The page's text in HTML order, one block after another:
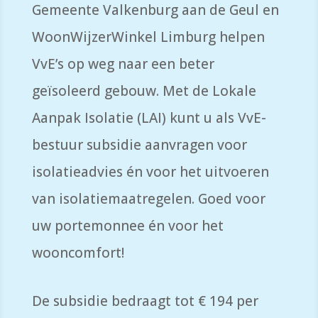
Gemeente Valkenburg aan de Geul en
WoonWijzerWinkel Limburg helpen
VvE’s op weg naar een beter
geïsoleerd gebouw. Met de Lokale
Aanpak Isolatie (LAI) kunt u als VvE-
bestuur subsidie aanvragen voor
isolatieadvies én voor het uitvoeren
van isolatiemaatregelen. Goed voor
uw portemonnee én voor het
wooncomfort!
De subsidie bedraagt tot € 194 per